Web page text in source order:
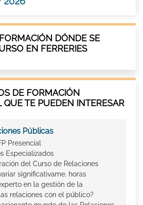
DÓNDE SE
EN FERRERIES
DE FORMACIÓN
QUE TE PUEDEN INTERESAR
Públicas
Presencial
Especializados
del Curso de Relaciones
significativame. horas
en la gestión de la
relaciones con el público?